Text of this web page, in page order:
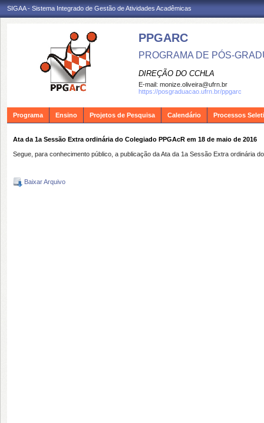
SIGAA - Sistema Integrado de Gestão de Atividades Acadêmicas
PPGARC
PROGRAMA DE PÓS-
DIREÇÃO DO CCHLA
E-mail: monize.oliveira@ufrn.br
https://posgraduacao.ufrn.br/ppgarc
Programa Ensino Projetos de Pesquisa Calendário Processos
Ata da 1a Sessão Extra ordinária do Colegiado PPGAcR em 18 de maio de 2016
Segue, para conhecimento público, a publicação da Ata da 1a Sessão Extra ordinária
Baixar Arquivo